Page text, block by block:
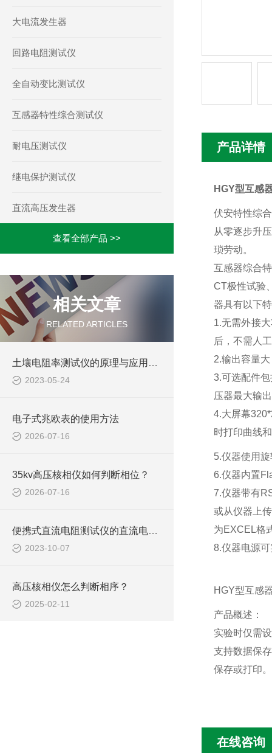
大电流发生器
回路电阻测试仪
全自动变比测试仪
互感器特性综合测试仪
耐电压测试仪
继电保护测试仪
直流高压发生器
查看全部产品 >>
相关文章
RELATED ARTICLES
土壤电阻率测试仪的原理与应用探析
2023-05-24
电子式兆欧表的使用方法
2026-07-16
35kv高压核相仪如何判断相位？
2026-07-16
便携式直流电阻测试仪的直流电阻试验
2023-10-07
高压核相仪怎么判断相序？
2025-02-11
产品详情
HGY型互感
伏安特性综
从零逐步升
琐劳动。
互感器综合
CT极性试验
器具有以下
1.无需外接
后，不需人
2.输出容量
3.可选配件
压器最大输
4.大屏幕
时打印曲线
5.仪器使用
6.仪器内置
7.仪器带有
或从仪器上
为EXCEL格
8.仪器电源
HGY型互感
产品概述：
实验时仅需
支持数据保
保存或打印
在线咨询